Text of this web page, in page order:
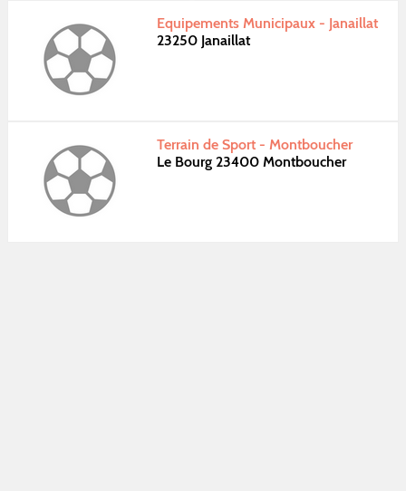
Equipements Municipaux - Janaillat
23250 Janaillat
Terrain de Sport - Montboucher
Le Bourg 23400 Montboucher